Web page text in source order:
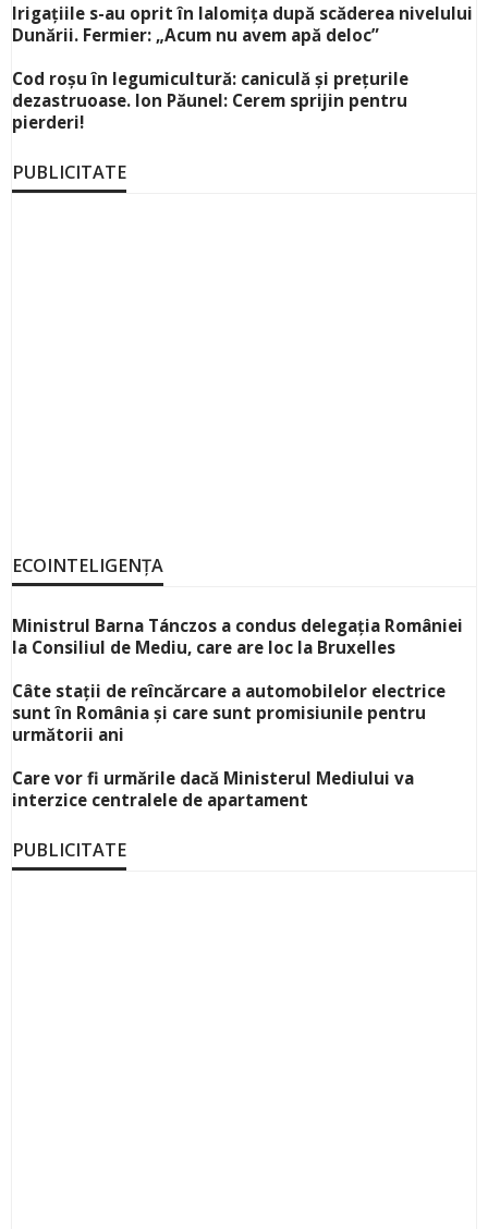
Irigațiile s-au oprit în Ialomița după scăderea nivelului
Dunării. Fermier: „Acum nu avem apă deloc”
Cod roșu în legumicultură: caniculă și prețurile
dezastruoase. Ion Păunel: Cerem sprijin pentru
pierderi!
PUBLICITATE
ECOINTELIGENȚA
Ministrul Barna Tánczos a condus delegația României
la Consiliul de Mediu, care are loc la Bruxelles
Câte stații de reîncărcare a automobilelor electrice
sunt în România și care sunt promisiunile pentru
următorii ani
Care vor fi urmările dacă Ministerul Mediului va
interzice centralele de apartament
PUBLICITATE